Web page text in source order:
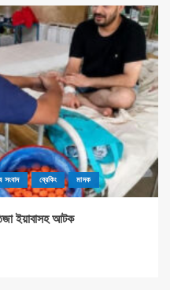
সংবাদ ব্রেকিং মাদক
ইয়াবাসহ আটক